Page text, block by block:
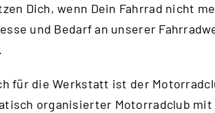
Dich, wenn Dein Fahrrad nicht
und Bedarf an unserer
für die Werkstatt ist der
organisierter Motorradclub